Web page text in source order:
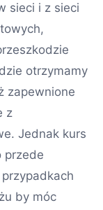
sieci i z sieci
otrzymamy
zapewnione
z
Jednak kurs
przede
by móc